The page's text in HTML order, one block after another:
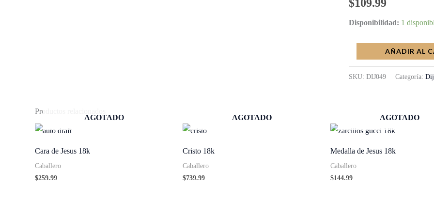
$109.99
Disponibilidad: 1
AÑADIR AL
SKU: DIJ049 Categoría:
Productos relacionados
AGOTADO
Cara de Jesus 18k
Caballero
$259.99
AGOTADO
Cristo 18k
Caballero
$739.99
AGOTADO
Medalla de Jesus 18k
Caballero
$144.99